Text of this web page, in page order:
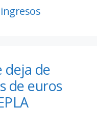
ingresos
deja de
de euros